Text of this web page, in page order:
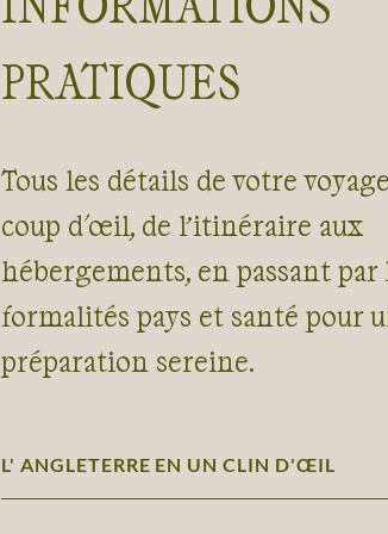
PRATIQUES
Tous les détails de votre
coup d'œil, de l’itinéraire aux
hébergements, en passant par
formalités pays et santé pour
préparation sereine.
L' ANGLETERRE EN UN CLIN D'ŒIL